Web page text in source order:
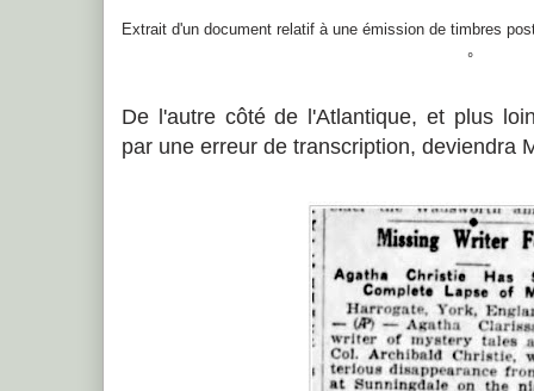
Extrait d'un document relatif à une émission de timbres
°
De l'autre côté de l'Atlantique, et plus
par une erreur de transcription, deviendra